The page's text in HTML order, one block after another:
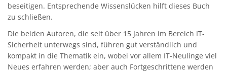
beseitigen. Entsprechende Wissenslücken hilft dieses Buch
zu schließen.
Die beiden Autoren, die seit über 15 Jahren im Bereich IT-
Sicherheit unterwegs sind, führen gut verständlich und
kompakt in die Thematik ein, wobei vor allem IT-Neulinge viel
Neues erfahren werden; aber auch Fortgeschrittene werden